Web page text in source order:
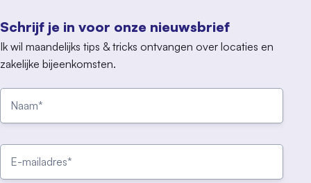
Schrijf je in voor onze nieuwsbrief
Ik wil maandelijks tips & tricks ontvangen over locaties en
zakelijke bijeenkomsten.